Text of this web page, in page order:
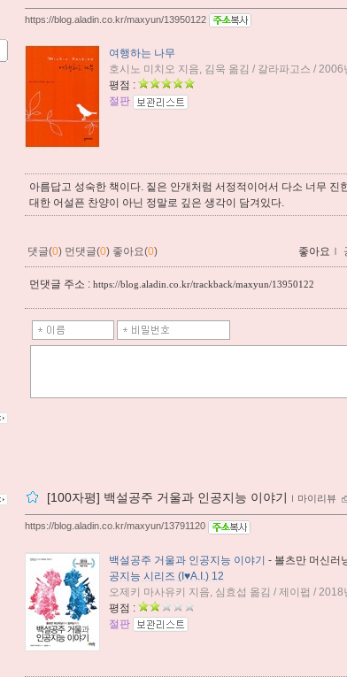
https://blog.aladin.co.kr/maxyun/13950122
여행하는 나무
호시노 미치오 지음, 김욱 옮김 / 갈라파고스 / 2006
평점 :
절판
아름답고 성숙한 책이다. 짙은 안개처럼 서정적이어서 다소 너무 진
대한 어설픈 찬양이 아닌 정말로 깊은 생각이 담겨있다.
댓글(0) 먼댓글(0) 좋아요(0) 좋아요 ｌ
먼댓글 주소 : https://blog.aladin.co.kr/trackback/maxyun/13950122
[100자평] 백설공주 거울과 인공지능 이야기 ｌ 마이리뷰
https://blog.aladin.co.kr/maxyun/13791120
백설공주 거울과 인공지능 이야기 - 볼츠만 머신러
공지능 시리즈 (I♥A.I.) 12
오제키 마사유키 지음, 심효섭 옮김 / 제이펍 / 2018
평점 :
절판